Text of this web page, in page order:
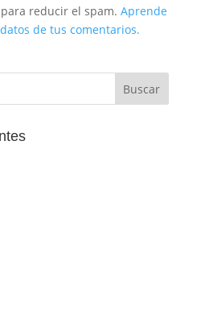
reducir el spam. Aprende
de tus comentarios.